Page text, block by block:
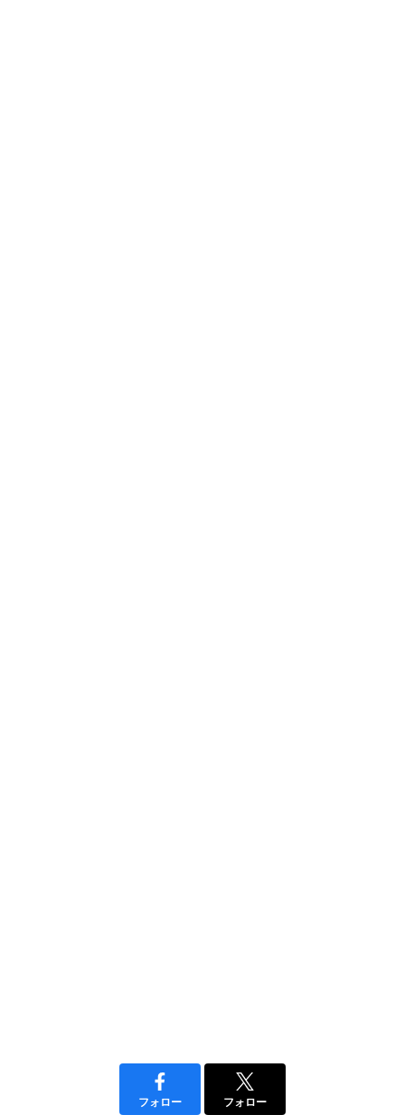
フォロー フォロー